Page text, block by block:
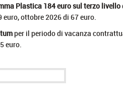
Plastica 184 euro sul terzo livello
ottobre 2026 di 67 euro.
per il periodo di vacanza
euro.